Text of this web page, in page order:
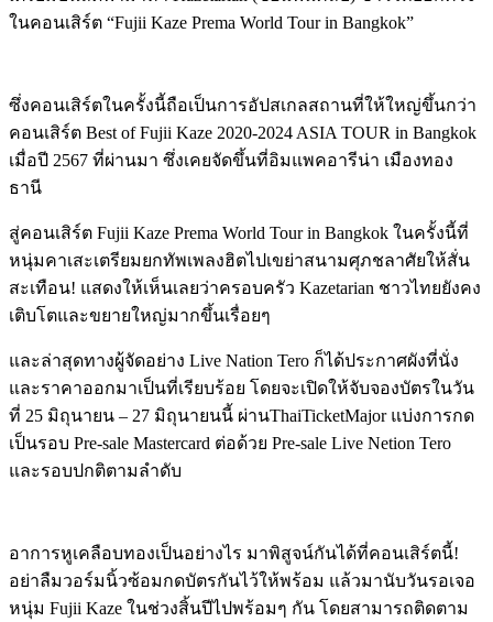
ในคอนเสิร์ต “Fujii Kaze Prema World Tour in Bangkok”
ซึ่งคอนเสิร์ตในครั้งนี้ถือเป็นการอัปสเกลสถานที่ให้ใหญ่ขึ้นกว่า
คอนเสิร์ต Best of Fujii Kaze 2020-2024 ASIA TOUR in Bangkok
เมื่อปี 2567 ที่ผ่านมา ซึ่งเคยจัดขึ้นที่อิมแพคอารีน่า เมืองทอง
ธานี
สู่คอนเสิร์ต Fujii Kaze Prema World Tour in Bangkok ในครั้งนี้ที่
หนุ่มคาเสะเตรียมยกทัพเพลงฮิตไปเขย่าสนามศุภชลาศัยให้สั่น
สะเทือน! แสดงให้เห็นเลยว่าครอบครัว Kazetarian ชาวไทยยังคง
เติบโตและขยายใหญ่มากขึ้นเรื่อยๆ
และล่าสุดทางผู้จัดอย่าง Live Nation Tero ก็ได้ประกาศผังที่นั่ง
และราคาออกมาเป็นที่เรียบร้อย โดยจะเปิดให้จับจองบัตรในวัน
ที่ 25 มิถุนายน – 27 มิถุนายนนี้ ผ่านThaiTicketMajor แบ่งการกด
เป็นรอบ Pre-sale Mastercard ต่อด้วย Pre-sale Live Netion Tero
และรอบปกติตามลำดับ
อาการหูเคลือบทองเป็นอย่างไร มาพิสูจน์กันได้ที่คอนเสิร์ตนี้!
อย่าลืมวอร์มนิ้วซ้อมกดบัตรกันไว้ให้พร้อม แล้วมานับวันรอเจอ
หนุ่ม Fujii Kaze ในช่วงสิ้นปีไปพร้อมๆ กัน โดยสามารถติดตาม